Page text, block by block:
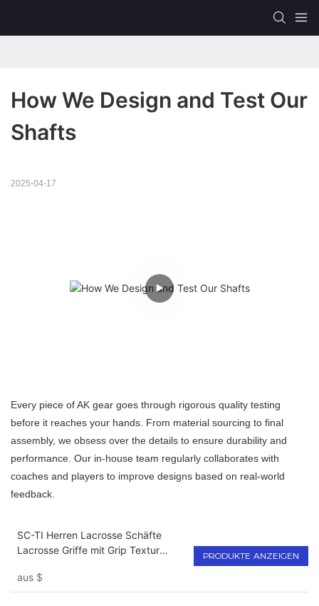
How We Design and Test Our
Shafts
2025-04-17
Every piece of AK gear goes through rigorous quality testing
before it reaches your hands. From material sourcing to final
assembly, we obsess over the details to ensure durability and
performance. Our in-house team regularly collaborates with
coaches and players to improve designs based on real-world
feedback.
SC-TI Herren Lacrosse Schäfte
Lacrosse Griffe mit Grip Textur
aus $
PRODUKTE ANZEIGEN